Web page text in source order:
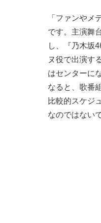
「ファンやメ
です。主演舞
し、『乃木坂
ヌ役で出演す
はセンターに
なると、歌番
比較的スケジ
なのではない